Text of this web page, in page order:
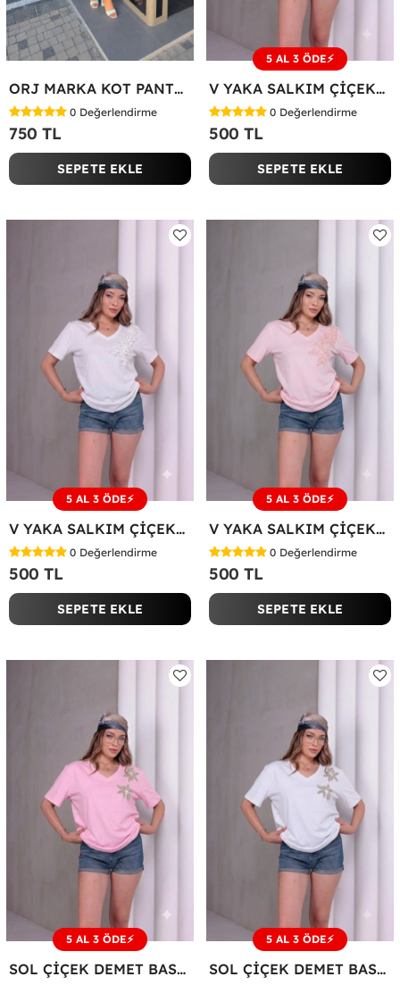
ORJ MARKA KOT PANTOLON Mavi
0 Değerlendirme
750 TL
SEPETE EKLE
5 AL 3 ÖDE⚡
V YAKA SALKIM ÇİÇEKLİ TİŞÖRT Siyah
0 Değerlendirme
500 TL
SEPETE EKLE
5 AL 3 ÖDE⚡
V YAKA SALKIM ÇİÇEKLİ TİŞÖRT Beyaz
0 Değerlendirme
500 TL
SEPETE EKLE
5 AL 3 ÖDE⚡
V YAKA SALKIM ÇİÇEKLİ TİŞÖRT Pembe
0 Değerlendirme
500 TL
SEPETE EKLE
5 AL 3 ÖDE⚡
SOL ÇİÇEK DEMET BASKILI TİŞÖRT Pembe
5 AL 3 ÖDE⚡
SOL ÇİÇEK DEMET BASKILI TİŞÖRT Beyaz